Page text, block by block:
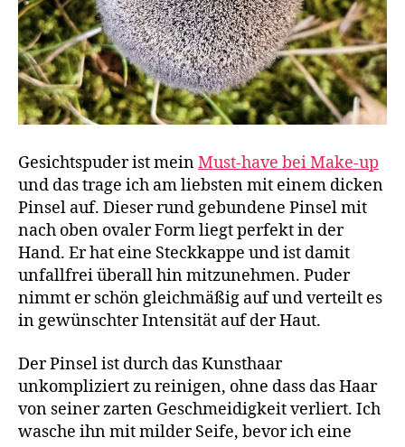
Gesichtspuder ist meinMust-have bei Make-up
und das trage ich am liebsten mit einem dicken
Pinsel auf. Dieser rund gebundene Pinsel mit
nach oben ovaler Form liegt perfekt in der
Hand. Er hat eine Steckkappe und ist damit
unfallfrei überall hin mitzunehmen. Puder
nimmt er schön gleichmäßig auf und verteilt es
in gewünschter Intensität auf der Haut.
Der Pinsel ist durch das Kunsthaar
unkompliziert zu reinigen, ohne dass das Haar
von seiner zarten Geschmeidigkeit verliert. Ich
wasche ihn mit milder Seife, bevor ich eine